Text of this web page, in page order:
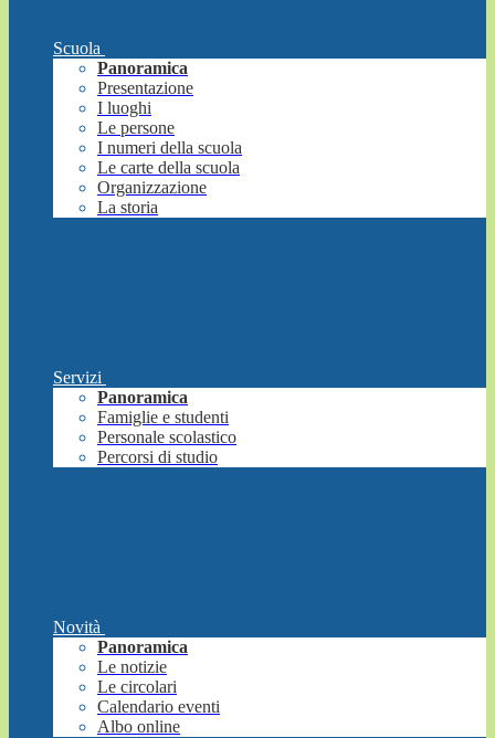
Scuola
Panoramica
Presentazione
I luoghi
Le persone
I numeri della scuola
Le carte della scuola
Organizzazione
La storia
Servizi
Panoramica
Famiglie e studenti
Personale scolastico
Percorsi di studio
Novità
Panoramica
Le notizie
Le circolari
Calendario eventi
Albo online